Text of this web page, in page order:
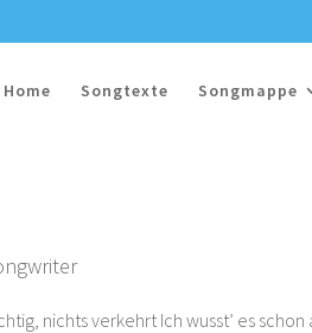
Home Songtexte Songmappe
nichts verkehrt Ich wusst’ es schon